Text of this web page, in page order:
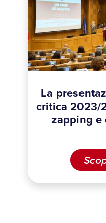
La
critica 2023/
zapping e